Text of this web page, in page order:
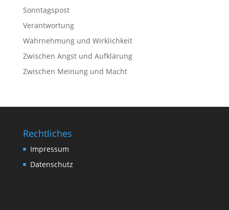
Sonntagspost
Verantwortung
Wahrnehmung und Wirklichkeit
Zwischen Angst und Aufklärung
Zwischen Meinung und Macht
Rechtliches
Impressum
Datenschutz